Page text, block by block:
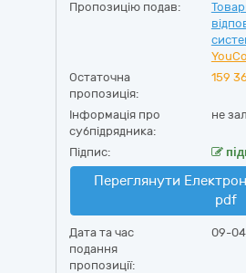
Пропозицію подав:
Остаточна
пропозиція:
159
Інформація про
субпідрядника:
не
Підпис:
Переглянути
pdf
Дата та час
подання
пропозиції:
09-